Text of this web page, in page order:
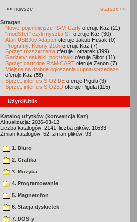
«« nowsze starsze »»
Stragan
Nowe, pojemniejsze RAM-Carty oferuje Kaz (21)
"mouSTer" czyli myszka ST oferuje Kaz (30)
Atari USBJoy Adapter oferuje Jakub Husak (0)
Programy: Kolony 2106 oferuje Kaz (7)
Sprzęt: rozszerzenia oferuje Lotharek (399)
Gadżety: naklejki, pocztówki oferuje Sikor (11)
Sprzęt: cartridge RAM-CART oferuje Zenon (7)
Miejsce na drobne ogłoszenia kupna/sprzedaży
oferuje Kaz (58)
Sprzęt: interfejs SIO2IDE oferuje Piguła (3)
Sprzęt: interfejs SIO2SD oferuje Piguła (115)
Użytki/Utils
Katalog użytków (konwencja Kaz)
Aktualizacja: 2026-03-12
Liczba katalogów: 2141, liczba plików: 10533
Zmian katalogów: 52, zmian plików: 93
1. Biuro
2. Grafika
3. Muzyka
4. Programowanie
5. Magnetofon
6. Stacja dyskietek
7. DOS-y